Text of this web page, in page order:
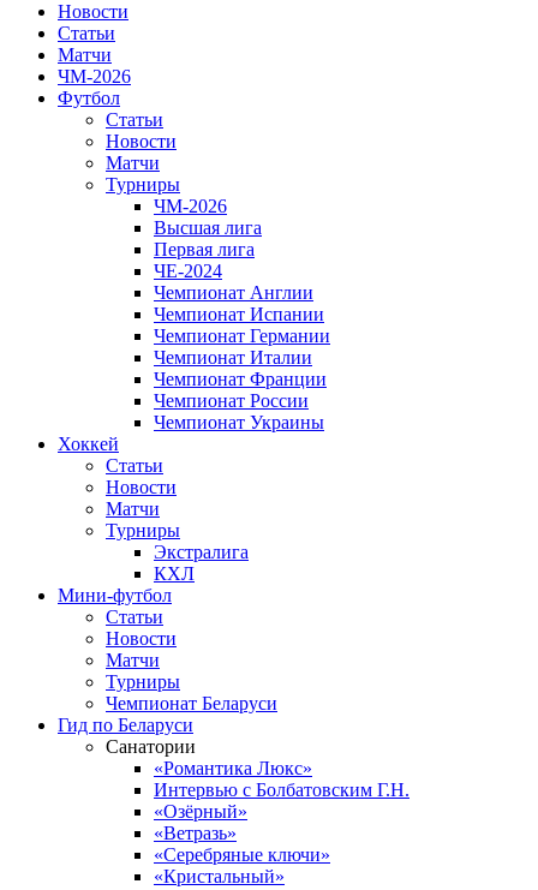
Новости
Статьи
Матчи
ЧМ-2026
Футбол
Статьи
Новости
Матчи
Турниры
ЧМ-2026
Высшая лига
Первая лига
ЧЕ-2024
Чемпионат Англии
Чемпионат Испании
Чемпионат Германии
Чемпионат Италии
Чемпионат Франции
Чемпионат России
Чемпионат Украины
Хоккей
Статьи
Новости
Матчи
Турниры
Экстралига
КХЛ
Мини-футбол
Статьи
Новости
Матчи
Турниры
Чемпионат Беларуси
Гид по Беларуси
Санатории
«Романтика Люкс»
Интервью с Болбатовским Г.Н.
«Озёрный»
«Ветразь»
«Серебряные ключи»
«Кристальный»